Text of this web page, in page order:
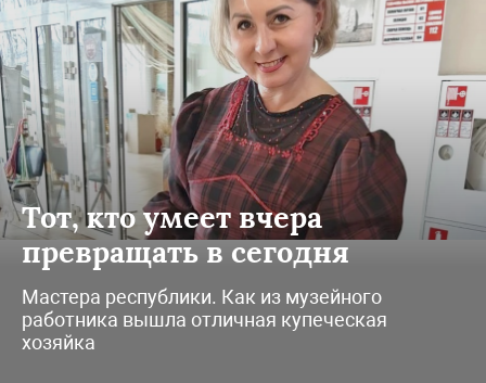
Тот, кто умеет вчера
превращать в сегодня
Мастера республики. Как из музейного
работника вышла отличная купеческая
хозяйка